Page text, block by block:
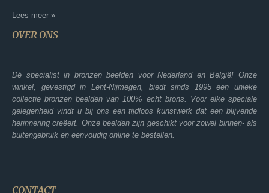
Lees meer »
OVER ONS
Dé specialist in bronzen beelden voor Nederland en België! Onze
winkel, gevestigd in Lent-Nijmegen, biedt sinds 1995 een unieke
collectie bronzen beelden van 100% echt brons. Voor elke speciale
gelegenheid vindt u bij ons een tijdloos kunstwerk dat een blijvende
herinnering creëert. Onze beelden zijn geschikt voor zowel binnen- als
buitengebruik en eenvoudig online te bestellen.
CONTACT